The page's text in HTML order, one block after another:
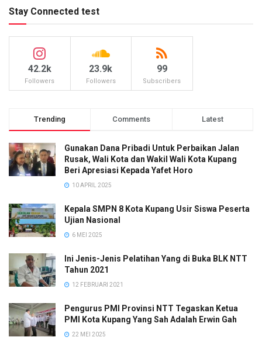
Stay Connected test
42.2k
Followers
23.9k
Followers
99
Subscribers
Trending Comments Latest
Gunakan Dana Pribadi Untuk Perbaikan Jalan
Rusak, Wali Kota dan Wakil Wali Kota Kupang
Beri Apresiasi Kepada Yafet Horo
10 APRIL 2025
Kepala SMPN 8 Kota Kupang Usir Siswa Peserta
Ujian Nasional
6 MEI 2025
Ini Jenis-Jenis Pelatihan Yang di Buka BLK NTT
Tahun 2021
12 FEBRUARI 2021
Pengurus PMI Provinsi NTT Tegaskan Ketua
PMI Kota Kupang Yang Sah Adalah Erwin Gah
22 MEI 2025